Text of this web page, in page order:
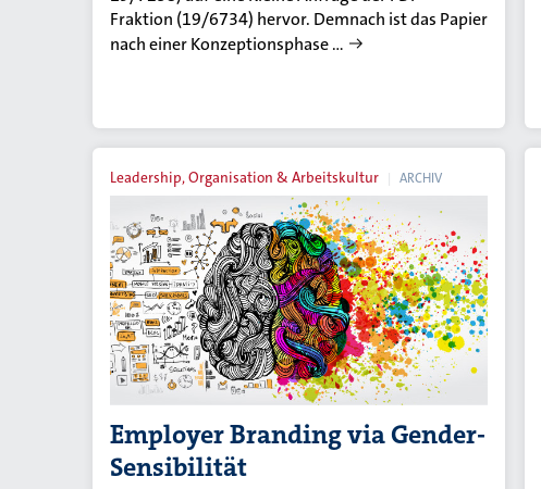
Fraktion (19/6734) hervor. Demnach ist das Papier
nach einer Konzeptionsphase …
Leadership, Organisation & Arbeitskultur ARCHIV
Employer Branding via Gender-
Sensibilität